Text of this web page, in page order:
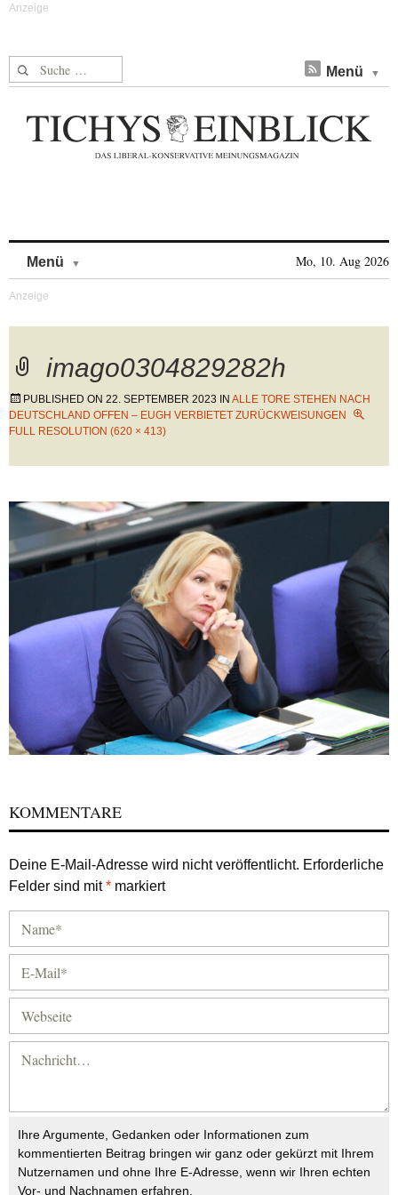
Suche nach: Menü
Menü Mo, 10. Aug 2026
imago0304829282h
PUBLISHED ON 22. SEPTEMBER 2023 IN ALLE TORE STEHEN NACH
DEUTSCHLAND OFFEN – EUGH VERBIETET ZURÜCKWEISUNGEN
FULL RESOLUTION (620 × 413)
KOMMENTARE
Deine E-Mail-Adresse wird nicht veröffentlicht. Erforderliche
Felder sind mit* markiert
Ihre Argumente, Gedanken oder Informationen zum
kommentierten Beitrag bringen wir ganz oder gekürzt mit Ihrem
Nutzernamen und ohne Ihre E-Adresse, wenn wir Ihren echten
Vor- und Nachnamen erfahren.